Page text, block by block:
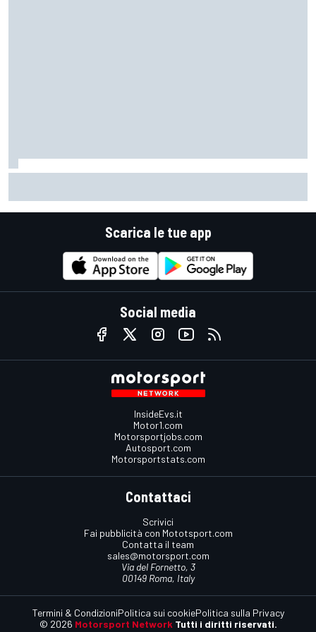
Scarica le tue app
Social media
InsideEvs.it
Motor1.com
Motorsportjobs.com
Autosport.com
Motorsportstats.com
Contattaci
Scrivici
Fai pubblicità con Mototsport.com
Contatta il team
sales@motorsport.com
Via del Fornetto, 3
00149 Roma, Italy
© 2026 Motorsport Network Tutti i diritti riservati.
Termini & CondizioniPolitica sui cookiePolitica sulla Privacy